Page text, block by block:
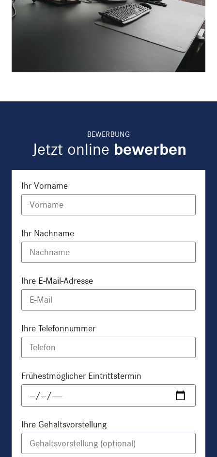
BEWERBUNG
Jetzt online bewerben
Ihr Vorname
Ihr Nachname
Ihre E-Mail-Adresse
Ihre Telefonnummer
Frühestmöglicher Eintrittstermin
Ihre Gehaltsvorstellung